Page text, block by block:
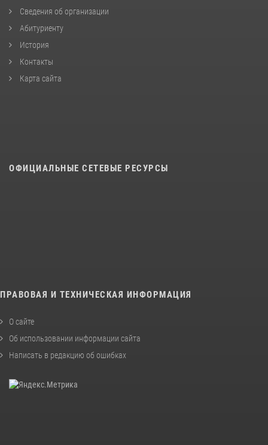
Сведения об организации
Абитуриенту
История
Контакты
Карта сайта
ОФИЦИАЛЬНЫЕ СЕТЕВЫЕ РЕСУРСЫ
ПРАВОВАЯ И ТЕХНИЧЕСКАЯ ИНФОРМАЦИЯ
О сайте
Об использовании информации сайта
Написать в редакцию об ошибках